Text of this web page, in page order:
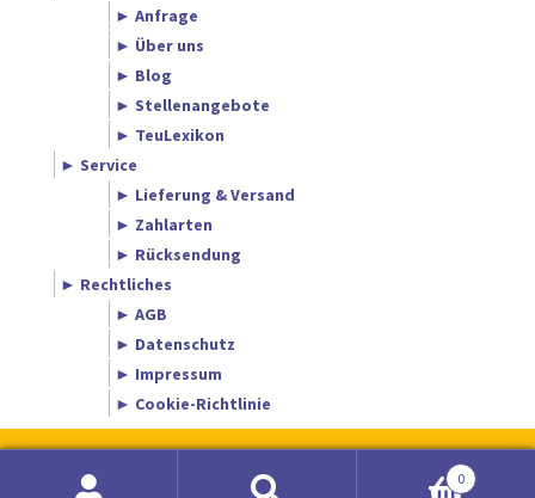
► Anfrage
► Über uns
► Blog
► Stellenangebote
► TeuLexikon
► Service
► Lieferung & Versand
► Zahlarten
► Rücksendung
► Rechtliches
► AGB
► Datenschutz
► Impressum
► Cookie-Richtlinie
0